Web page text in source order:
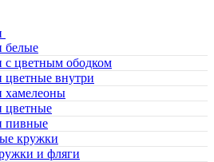
белые
цветным ободком
внутри
хамелеоны
цветные
пивные
кружки
и фляги